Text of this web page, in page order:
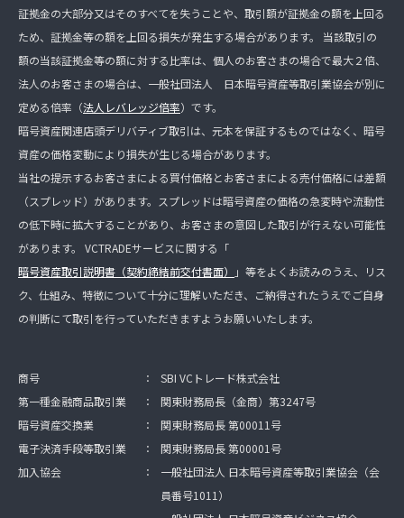
証拠金の大部分又はそのすべてを失うことや、取引額が証拠金の額を上回る
ため、証拠金等の額を上回る損失が発生する場合があります。 当該取引の
額の当該証拠金等の額に対する比率は、個人のお客さまの場合で最大２倍、
法人のお客さまの場合は、一般社団法人 日本暗号資産等取引業協会が別に
定める倍率（法人レバレッジ倍率）です。
暗号資産関連店頭デリバティブ取引は、元本を保証するものではなく、暗号
資産の価格変動により損失が生じる場合があります。
当社の提示するお客さまによる買付価格とお客さまによる売付価格には差額
（スプレッド）があります。スプレッドは暗号資産の価格の急変時や流動性
の低下時に拡大することがあり、お客さまの意図した取引が行えない可能性
があります。 VCTRADEサービスに関する「
暗号資産取引説明書（契約締結前交付書面）
」等をよくお読みのうえ、リス
ク、仕組み、特徴について十分に理解いただき、ご納得されたうえでご自身
の判断にて取引を行っていただきますようお願いいたします。
商号 ：
SBI VCトレード株式会社
第一種金融商品取引業
：
関東財務局長（金商）第3247号
暗号資産交換業
：
関東財務局長 第00011号
電子決済手段等取引業
：
関東財務局長 第00001号
加入協会
：
一般社団法人 日本暗号資産等取引業協会（会
員番号1011）